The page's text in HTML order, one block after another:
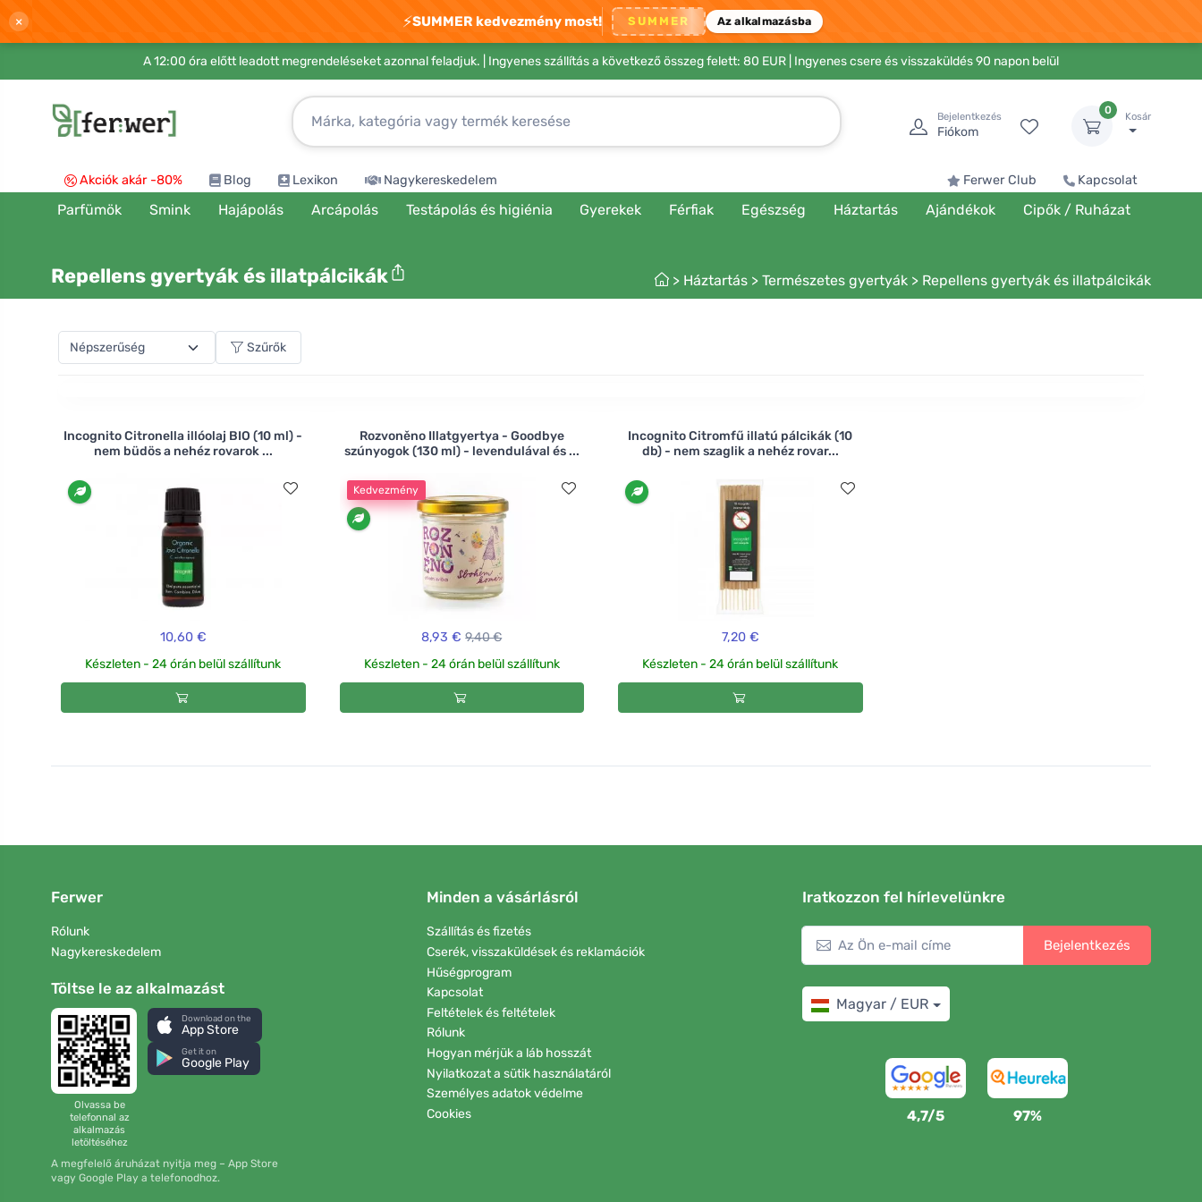
× ⚡SUMMER kedvezmény most! SUMMER Az alkalmazásba
A 12:00 óra előtt leadott megrendeléseket azonnal feladjuk. | Ingyenes szállítás a következő összeg felett: 80 EUR | Ingyenes csere és visszaküldés 90 napon belül
Bejelentkezés
Fiókom
0
Kosár
Akciók akár -80% Blog Lexikon Nagykereskedelem Ferwer Club Kapcsolat
Parfümök Smink Hajápolás Arcápolás Testápolás és higiénia Gyerekek Férfiak Egészség Háztartás Ajándékok Cipők / Ruházat
> Háztartás > Természetes gyertyák > Repellens gyertyák és illatpálcikák
Repellens gyertyák és illatpálcikák
Szűrők
Incognito Citronella illóolaj BIO (10 ml) -
nem büdös a nehéz rovarok ...
10,60 €
Készleten - 24 órán belül szállítunk
Rozvoněno Illatgyertya - Goodbye
szúnyogok (130 ml) - levendulával és ...
Kedvezmény
8,93 € 9,40 €
Készleten - 24 órán belül szállítunk
Incognito Citromfű illatú pálcikák (10
db) - nem szaglik a nehéz rovar...
7,20 €
Készleten - 24 órán belül szállítunk
Ferwer
Rólunk
Nagykereskedelem
Töltse le az alkalmazást
Olvassa be
telefonnal az
alkalmazás
letöltéséhez
Download on the
App Store
Get it on
Google Play
A megfelelő áruházat nyitja meg – App Store
vagy Google Play a telefonodhoz.
Minden a vásárlásról
Szállítás és fizetés
Cserék, visszaküldések és reklamációk
Hűségprogram
Kapcsolat
Feltételek és feltételek
Rólunk
Hogyan mérjük a láb hosszát
Nyilatkozat a sütik használatáról
Személyes adatok védelme
Cookies
Iratkozzon fel hírlevelünkre
Bejelentkezés
Magyar / EUR
4,7/5 97%